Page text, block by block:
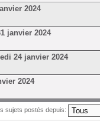
2024
janvier 2024
24 janvier 2024
2024
sujets postés depuis: